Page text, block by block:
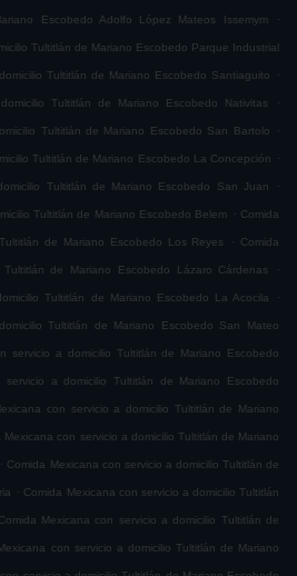
Escobedo Adolfo López Mateos Issemym .
Tultitlán de Mariano Escobedo Parque Industrial
Tultitlán de Mariano Escobedo Santiaguito .
Tultitlán de Mariano Escobedo Nativitas .
Tultitlán de Mariano Escobedo San Bartolo .
Tultitlán de Mariano Escobedo La Concepción .
Tultitlán de Mariano Escobedo San Juan .
Tultitlán de Mariano Escobedo Belem . Comida
de Mariano Escobedo Los Reyes . Comida
de Mariano Escobedo Lázaro Cárdenas .
Tultitlán de Mariano Escobedo La Acocila .
Tultitlán de Mariano Escobedo San Mateo
servicio a domicilio Tultitlán de Mariano Escobedo
servicio a domicilio Tultitlán de Mariano Escobedo
con servicio a domicilio Tultitlán de Mariano
Mexicana con servicio a domicilio Tultitlán de Mariano
. Comida Mexicana con servicio a domicilio Tultitlán de
. Comida Mexicana con servicio a domicilio Tultitlán
Comida Mexicana con servicio a domicilio Tultitlán de
con servicio a domicilio Tultitlán de Mariano